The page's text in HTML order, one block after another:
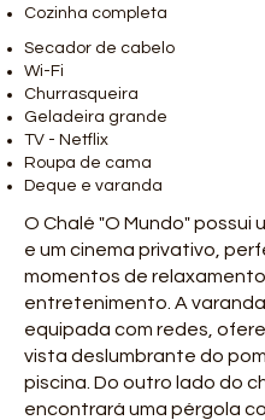
Cozinha completa
Secador de cabelo
Wi-Fi
Churrasqueira
Geladeira grande
TV - Netflix
Roupa de cama
Deque e varanda
O Chalé "O Mundo" possui
e um cinema privativo,
momentos de
entretenimento. A varanda
equipada com redes,
vista deslumbrante do
piscina. Do outro lado do
encontrará uma pérgola